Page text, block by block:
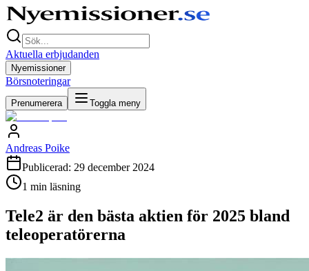
Aktuella erbjudanden
Nyemissioner
Börsnoteringar
Prenumerera Toggla meny
Andreas Poike
Publicerad: 29 december 2024
1 min läsning
Tele2 är den bästa aktien för 2025 bland
teleoperatörerna